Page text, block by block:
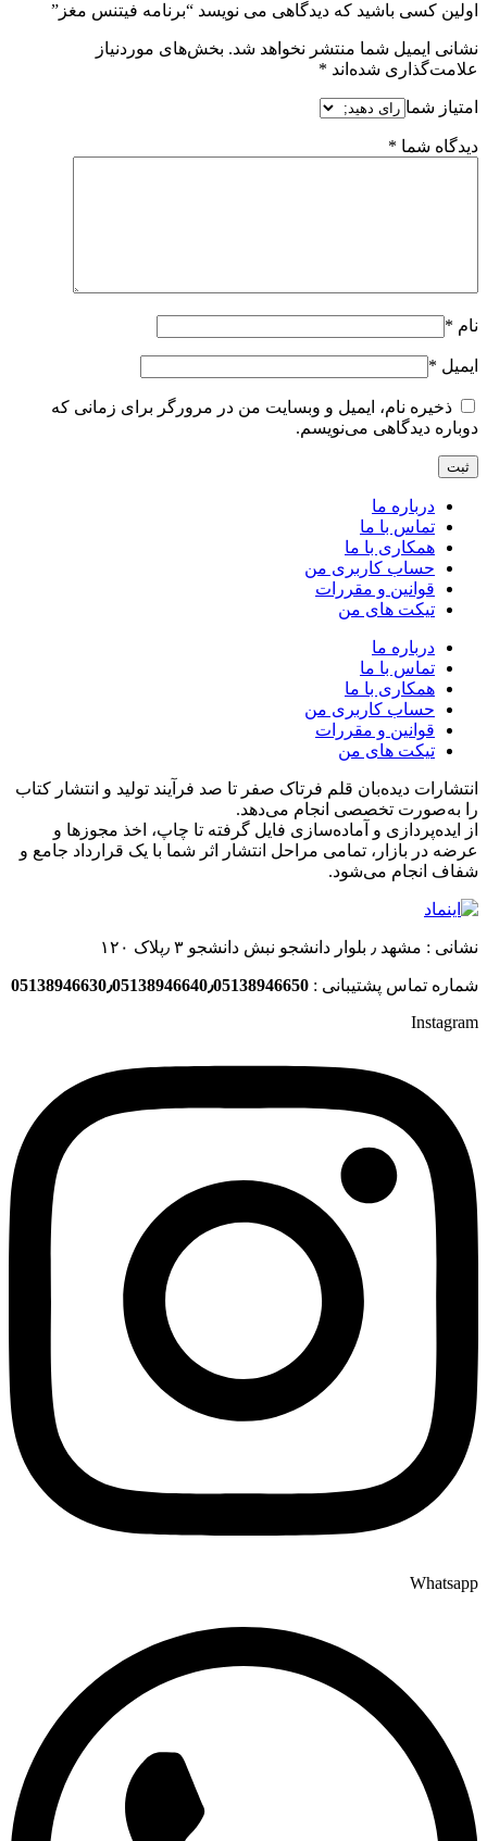
اولین کسی باشید که دیدگاهی می نویسد “برنامه فیتنس مغز”
نشانی ایمیل شما منتشر نخواهد شد. بخش‌های موردنیاز
علامت‌گذاری شده‌اند *
امتیاز شما
دیدگاه شما *
نام *
ایمیل *
ذخیره نام، ایمیل و وبسایت من در مرورگر برای زمانی که
دوباره دیدگاهی می‌نویسم.
درباره ما
تماس با ما
همکاری با ما
حساب کاربری من
قوانین و مقررات
تیکت های من
درباره ما
تماس با ما
همکاری با ما
حساب کاربری من
قوانین و مقررات
تیکت های من
انتشارات دیده‌بان قلم فرتاک صفر تا صد فرآیند تولید و انتشار کتاب
را به‌صورت تخصصی انجام می‌دهد.
از ایده‌پردازی و آماده‌سازی فایل گرفته تا چاپ، اخذ مجوزها و
عرضه در بازار، تمامی مراحل انتشار اثر شما با یک قرارداد جامع و
شفاف انجام می‌شود.
نشانی : مشهد ٫ بلوار دانشجو نبش دانشجو ۳ ٫پلاک ۱۲۰
شماره تماس پشتیبانی : 05138946630٫05138946640٫05138946650
Instagram
Whatsapp